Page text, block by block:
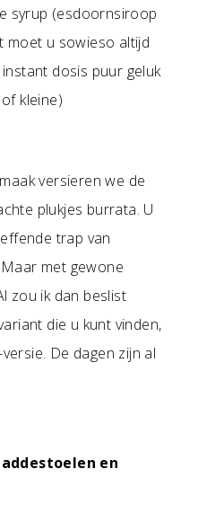
syrup (esdoornsiroop
moet u sowieso altijd
dosis puur geluk
kleine)
versieren we de
plukjes burrata. U
trap van
met gewone
zou ik dan beslist
die u kunt vinden,
De dagen zijn al
en